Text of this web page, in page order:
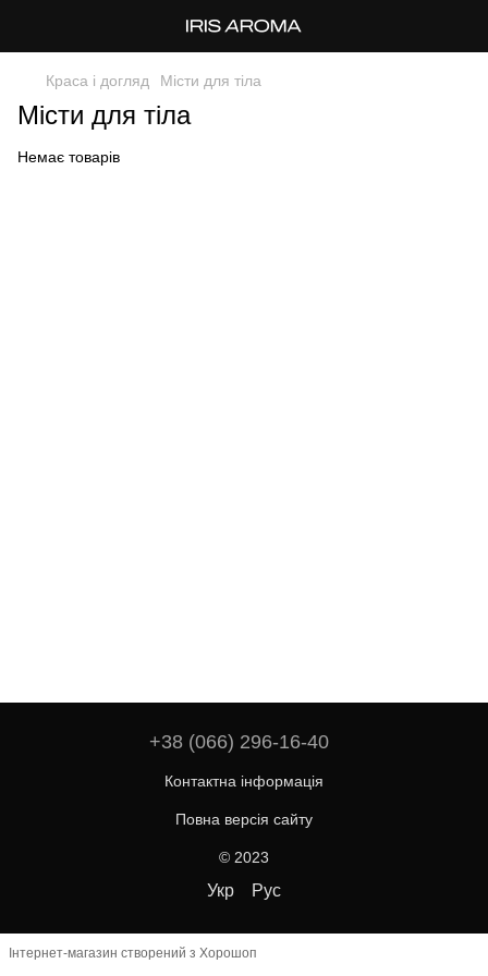
Краса і догляд Місти для тіла
Місти для тіла
Немає товарів
+38 (066) 296-16-40
Контактна інформація
Повна версія сайту
© 2023
Укр Рус
Інтернет-магазин створений з Хорошоп